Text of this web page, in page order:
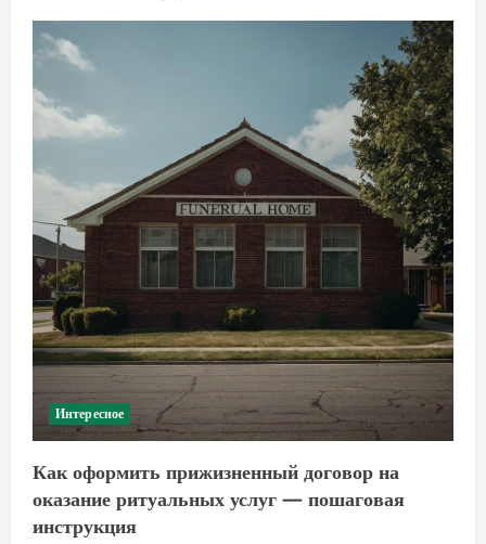
Интересное
Как оформить прижизненный договор на
оказание ритуальных услуг — пошаговая
инструкция